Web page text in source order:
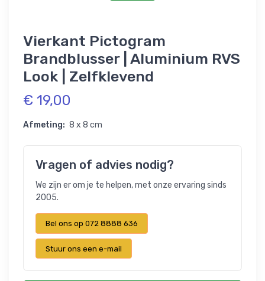
Vierkant Pictogram
Brandblusser | Aluminium RVS
Look | Zelfklevend
€ 19,00
Afmeting: 8 x 8 cm
Vragen of advies nodig?
We zijn er om je te helpen, met onze ervaring sinds
2005.
Bel ons op 072 8888 636
Stuur ons een e-mail